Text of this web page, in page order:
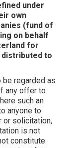
under
own
(fund of
on behalf
for
to
be regarded as
any offer to
such an
anyone to
or solicitation,
is not
constitute